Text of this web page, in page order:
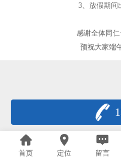
3、放假期间
感谢全体同仁
预祝大家端
首页 定位 留言